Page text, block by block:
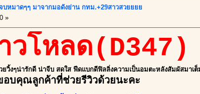
บหมาดๆๆ มาจากมอดังย่าน กทม.+29สาวสวยยยย
»
วโหลด(D347)
ยวิ้งๆน่ารักดี น่าจีบ สดใส ฟีดแบกดีฟิลลิ่งความเป็นอมตะหลังสัมผัสมาเต็
อบคุณลูกค้าที่ช่วยรีวิวด้วยนะคะ